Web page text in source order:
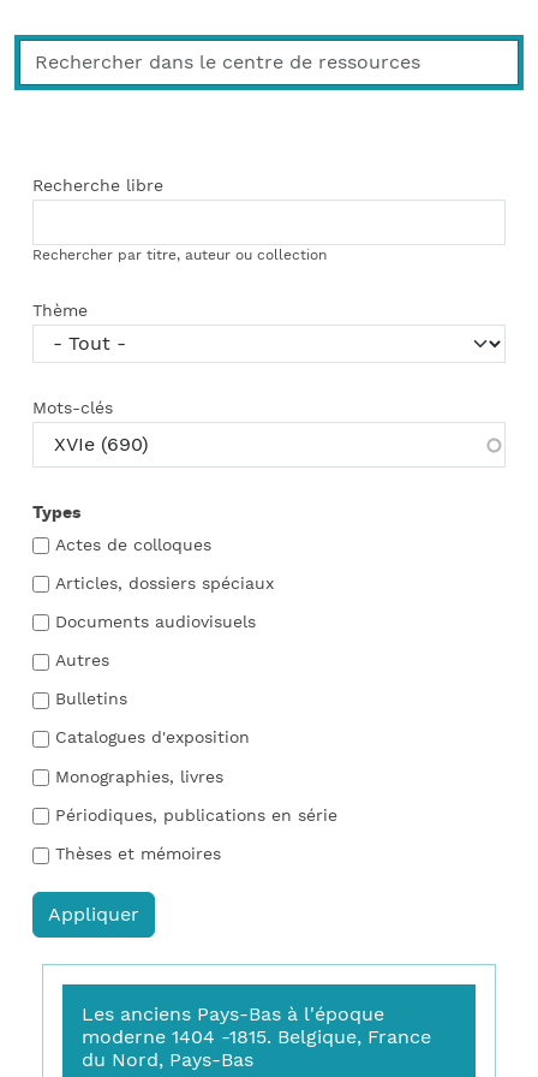
Recherche libre
Rechercher par titre, auteur ou collection
Thème
Mots-clés
Types
Actes de colloques
Articles, dossiers spéciaux
Documents audiovisuels
Autres
Bulletins
Catalogues d'exposition
Monographies, livres
Périodiques, publications en série
Thèses et mémoires
Les anciens Pays-Bas à l'époque
moderne 1404 -1815. Belgique, France
du Nord, Pays-Bas